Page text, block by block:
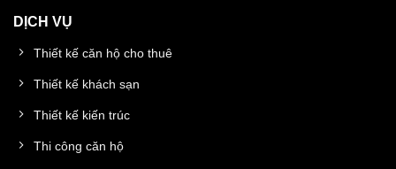
DỊCH VỤ
Thiết kế căn hộ cho thuê
Thiết kế khách sạn
Thiết kế kiến trúc
Thi công căn hộ